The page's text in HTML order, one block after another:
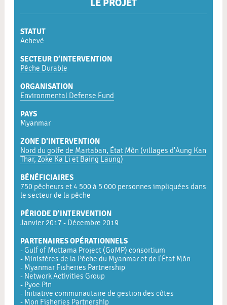
LE PROJET
STATUT
Achevé
SECTEUR D’INTERVENTION
Pêche Durable
ORGANISATION
Environmental Defense Fund
PAYS
Myanmar
ZONE D’INTERVENTION
Nord du golfe de Martaban, État Môn (villages d'Aung Kan
Thar, Zoke Ka Li et Baing Laung)
BÉNÉFICIAIRES
750 pêcheurs et 4 500 à 5 000 personnes impliquées dans
le secteur de la pêche
PÉRIODE D'INTERVENTION
Janvier 2017 - Décembre 2019
PARTENAIRES OPÉRATIONNELS
- Gulf of Mottama Project (GoMP) consortium
- Ministères de la Pêche du Myanmar et de l'État Môn
- Myanmar Fisheries Partnership
- Network Activities Group
- Pyoe Pin
- Initiative communautaire de gestion des côtes
- Mon Fisheries Partnership